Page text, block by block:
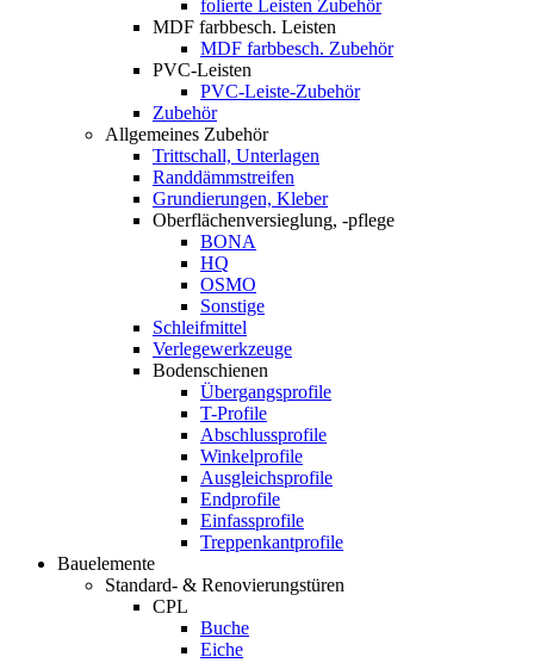
folierte Leisten Zubehör
MDF farbbesch. Leisten
MDF farbbesch. Zubehör
PVC-Leisten
PVC-Leiste-Zubehör
Zubehör
Allgemeines Zubehör
Trittschall, Unterlagen
Randdämmstreifen
Grundierungen, Kleber
Oberflächenversieglung, -pflege
BONA
HQ
OSMO
Sonstige
Schleifmittel
Verlegewerkzeuge
Bodenschienen
Übergangsprofile
T-Profile
Abschlussprofile
Winkelprofile
Ausgleichsprofile
Endprofile
Einfassprofile
Treppenkantprofile
Bauelemente
Standard- & Renovierungstüren
CPL
Buche
Eiche